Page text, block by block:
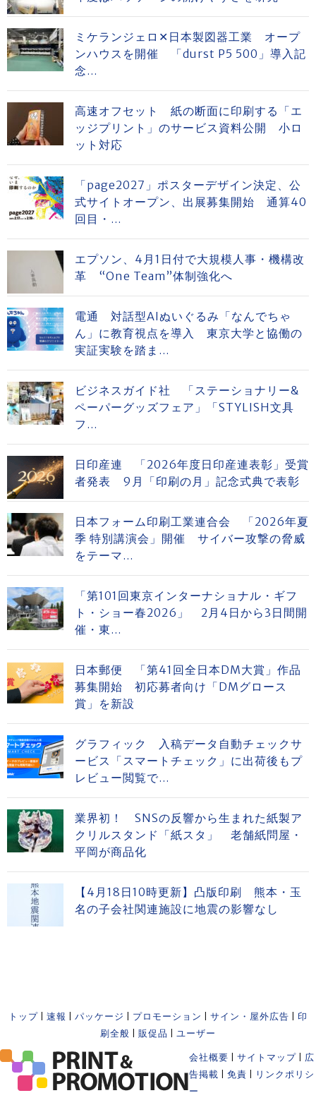
ミケランジェロ✕日本製図器工業 オープ
ンハウスを開催 「durst P5 500」導入記
念...
高速オフセット 紙の断面に印刷する「エ
ッジプリント」のサービス資料公開 小ロ
ット対応
「page2027」ポスターデザイン決定、公
式サイトオープン、出展募集開始 通算40
回目・...
エプソン、4月1日付で大規模人事・機構改
革 “One Team”体制強化へ
電通 対話型AIぬいぐるみ「なんでちゃ
ん」に教育視点を導入 東京大学と協働の
実証実験を踏ま...
ビジネスガイド社 「ステーショナリー&
ペーパーグッズフェア」「STYLISH文具
フ...
日印産連 「2026年度日印産連表彰」受賞
者発表 9月「印刷の月」記念式典で表彰
日本フォーム印刷工業連合会 「2026年夏
季 特別講演会」開催 サイバー攻撃の脅威
をテーマ...
「第101回東京インターナショナル・ギフ
ト・ショー春2026」 2月4日から3日間開
催・東...
日本郵便 「第41回全日本DM大賞」作品
募集開始 初応募者向け「DMグロース
賞」を新設
グラフィック 入稿データ自動チェックサ
ービス「スマートチェック」に出荷後もプ
レビュー閲覧で...
業界初！ SNSの反響から生まれた紙製ア
クリルスタンド「紙スタ」 老舗紙問屋・
平岡が商品化
【4月18日10時更新】凸版印刷 熊本・玉
名の子会社関連施設に地震の影響なし
トップ 速報 パッケージ プロモーション サイン・屋外広告
印
刷全般
販促品 ユーザー
会社概要 サイトマップ
広
告掲載
免責
リンクポリシ